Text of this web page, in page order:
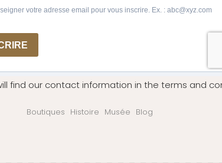
find our contact information in the terms and
Boutiques Histoire Musée Blog